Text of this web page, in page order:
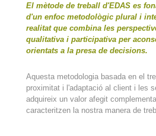
El mètode de treball d'EDAS es
d'un enfoc metodològic plural i
realitat que combina les
qualitativa i participativa per
orientats a la presa de decisions.
Aquesta metodologia basada en el
proximitat i l'adaptació al client i les
adquireix un valor afegit
caracteritzen la nostra manera de